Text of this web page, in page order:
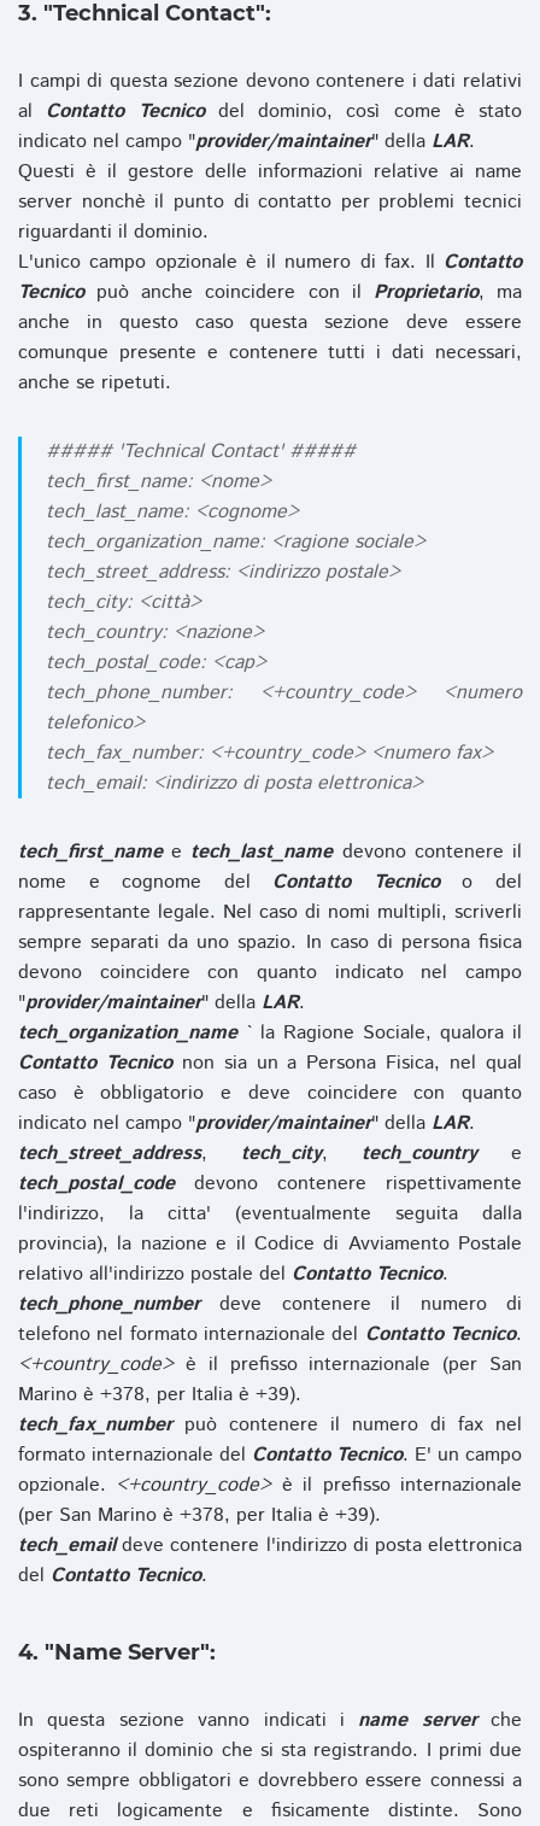
3. "Technical Contact":
I campi di questa sezione devono contenere i dati relativi
al Contatto Tecnicodel dominio, così come è stato
indicato nel campo "provider/maintainer" della LAR.
Questi è il gestore delle informazioni relative ai name
server nonchè il punto di contatto per problemi tecnici
riguardanti il dominio.
L'unico campo opzionale è il numero di fax. Il Contatto
Tecnicopuò anche coincidere con il Proprietario, ma
anche in questo caso questa sezione deve essere
comunque presente e contenere tutti i dati necessari,
anche se ripetuti.
##### 'Technical Contact' #####
tech_first_name: <nome>
tech_last_name: <cognome>
tech_organization_name: <ragione sociale>
tech_street_address: <indirizzo postale>
tech_city: <città>
tech_country: <nazione>
tech_postal_code: <cap>
tech_phone_number: <+country_code> <numero
telefonico>
tech_fax_number: <+country_code> <numero fax>
tech_email: <indirizzo di posta elettronica>
tech_first_namee tech_last_namedevono contenere il
nome e cognome del Contatto Tecnicoo del
rappresentante legale. Nel caso di nomi multipli, scriverli
sempre separati da uno spazio. In caso di persona fisica
devono coincidere con quanto indicato nel campo
"provider/maintainer" della LAR.
tech_organization_name` la Ragione Sociale, qualora il
Contatto Tecniconon sia un a Persona Fisica, nel qual
caso è obbligatorio e deve coincidere con quanto
indicato nel campo "provider/maintainer" della LAR.
tech_street_address, tech_city, tech_countrye
tech_postal_codedevono contenere rispettivamente
l'indirizzo, la citta' (eventualmente seguita dalla
provincia), la nazione e il Codice di Avviamento Postale
relativo all'indirizzo postale del Contatto Tecnico.
tech_phone_numberdeve contenere il numero di
telefono nel formato internazionale del Contatto Tecnico.
<+country_code>è il prefisso internazionale (per San
Marino è +378, per Italia è +39).
tech_fax_numberpuò contenere il numero di fax nel
formato internazionale del Contatto Tecnico. E' un campo
opzionale. <+country_code>è il prefisso internazionale
(per San Marino è +378, per Italia è +39).
tech_emaildeve contenere l'indirizzo di posta elettronica
del Contatto Tecnico.
4. "Name Server":
In questa sezione vanno indicati i name serverche
ospiteranno il dominio che si sta registrando. I primi due
sono sempre obbligatori e dovrebbero essere connessi a
due reti logicamente e fisicamente distinte. Sono